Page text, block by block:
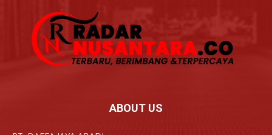
ABOUT US